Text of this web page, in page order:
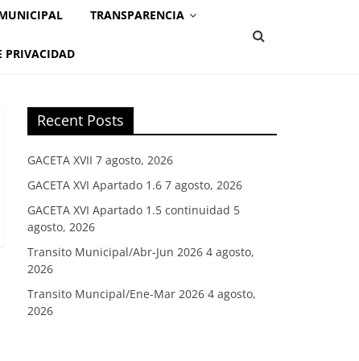
TRANSPARENCIA
PRIVACIDAD
Recent Posts
GACETA XVII 7 agosto, 2026
GACETA XVI Apartado 1.6 7 agosto, 2026
GACETA XVI Apartado 1.5 continuidad 5
agosto, 2026
Transito Municipal/Abr-Jun 2026 4 agosto,
2026
Transito Muncipal/Ene-Mar 2026 4 agosto,
2026